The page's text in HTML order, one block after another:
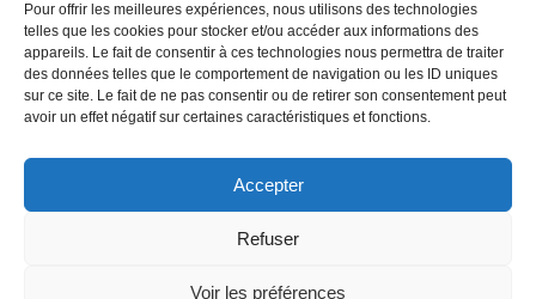
Pour offrir les meilleures expériences, nous utilisons des technologies
telles que les cookies pour stocker et/ou accéder aux informations des
appareils. Le fait de consentir à ces technologies nous permettra de traiter
des données telles que le comportement de navigation ou les ID uniques
sur ce site. Le fait de ne pas consentir ou de retirer son consentement peut
avoir un effet négatif sur certaines caractéristiques et fonctions.
Accepter
Refuser
Voir les préférences
événements et les mises à jour. Inscrivez-vous à l'infolettre.
Faites un don
CPI-GENEVA. © 2023. All Rights Reserved |English